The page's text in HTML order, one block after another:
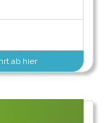
ab hier